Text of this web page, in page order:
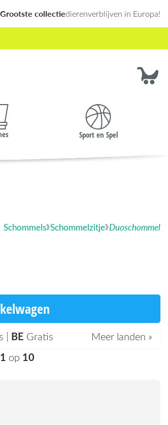
Grootste collectiedierenverblijven in Europa!
Sport en Spel
Schommels Schommelzitje Duoschommel
| BE Gratis
Meer landen »
op 10